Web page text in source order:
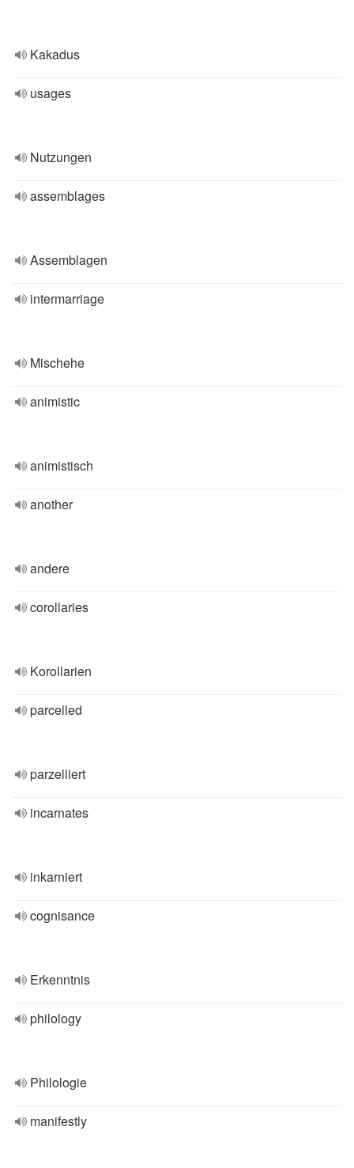
Kakadus
usages
Nutzungen
assemblages
Assemblagen
intermarriage
Mischehe
animistic
animistisch
another
andere
corollaries
Korollarien
parcelled
parzelliert
incarnates
inkarniert
cognisance
Erkenntnis
philology
Philologie
manifestly